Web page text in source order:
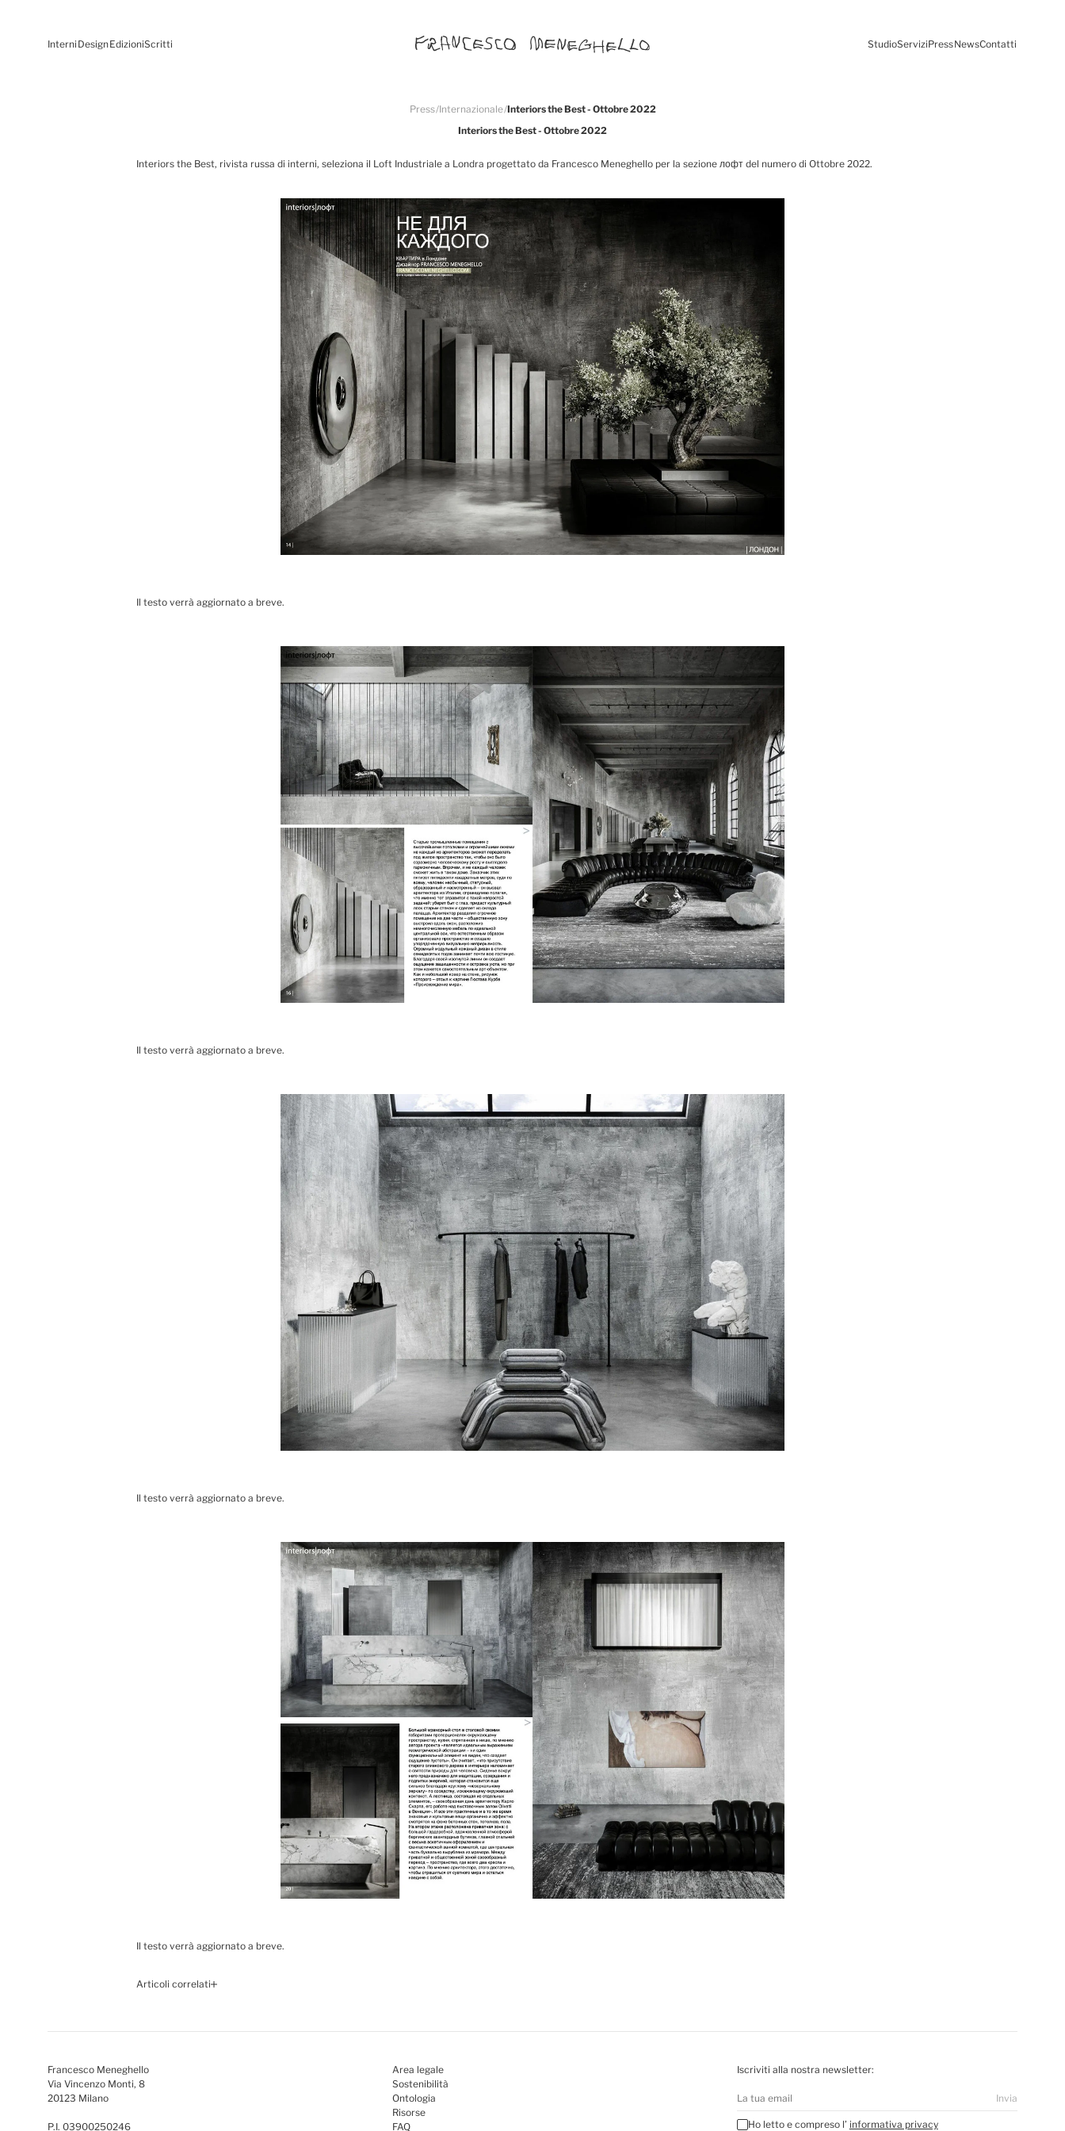
Interni DesignEdizioniScritti StudioServiziPressNewsContatti
Interiors the Best - Ottobre 2022
Press/Internazionale/Interiors the Best - Ottobre 2022
Interiors the Best, rivista russa di interni, seleziona il Loft Industriale a Londra progettato da Francesco Meneghello per la sezione лофт del numero di Ottobre 2022.
Il testo verrà aggiornato a breve.
Il testo verrà aggiornato a breve.
Il testo verrà aggiornato a breve.
Il testo verrà aggiornato a breve.
Articoli correlati
Francesco Meneghello
Via Vincenzo Monti, 8
20123 Milano
P.I. 03900250246
Area legale
Sostenibilità
Ontologia
Risorse
FAQ
Iscriviti alla nostra newsletter:
Invia
Ho letto e compreso l’ informativa privacy